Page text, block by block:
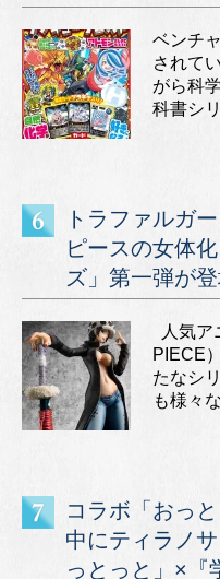
ベンチ
されて
がら科
科書シ
トラファルガ
ピースの女体
ズ」第一弾が登
人気ア
PIECE
たなシ
も様々
コラボ「おっ
中にティラノ
っとっと」×『